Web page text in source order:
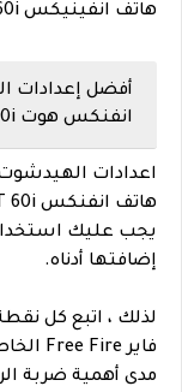
هاتف انفينيكس infinix HOT 60i!
أفضل إعدادات
انفنكس هوت infinix HOT 60i:
اعدادات الهيدشوت
يجب عليك
إضافتها أدناه.
لذلك ، اتبع كل
فاير Free Fire الخاص بك في أسرع وقت ممكن.
مدى أهمية ضربة